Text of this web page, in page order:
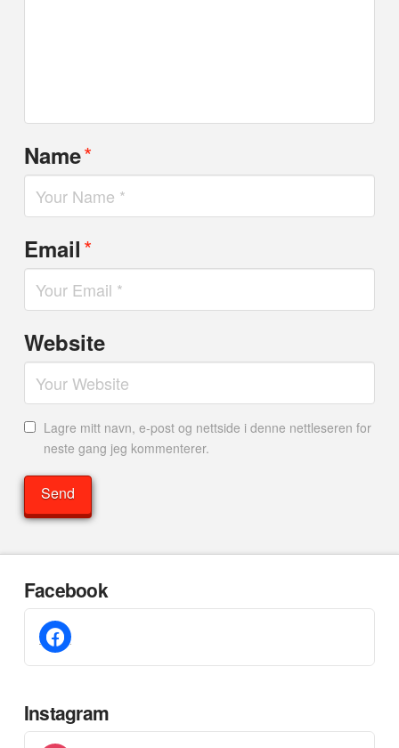
Name*
Email*
Website
Lagre mitt navn, e-post og nettside i denne nettleseren for
neste gang jeg kommenterer.
Facebook
facebook
Instagram